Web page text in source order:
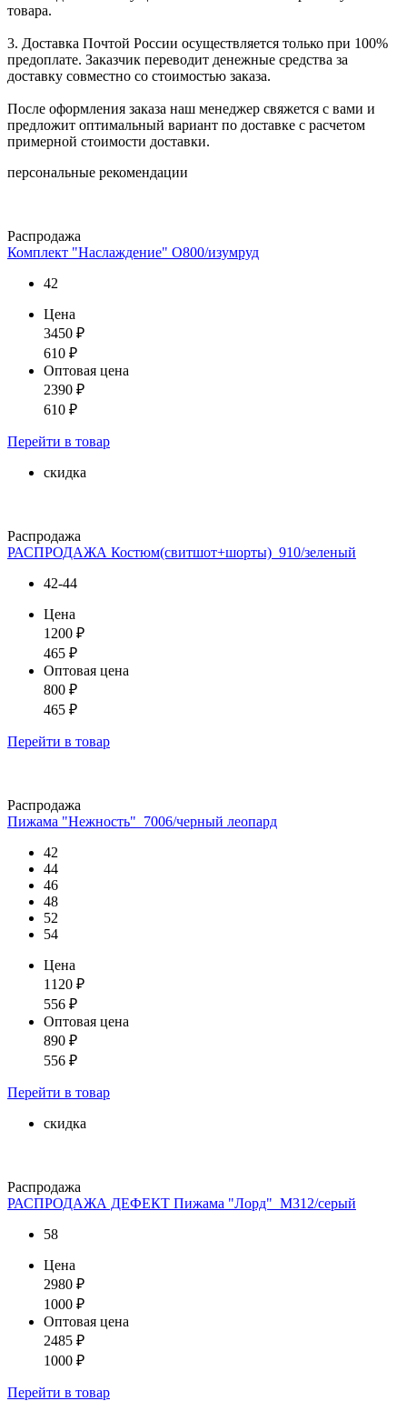
товара.
3. Доставка Почтой России осуществляется только при 100%
предоплате. Заказчик переводит денежные средства за
доставку совместно со стоимостью заказа.
После оформления заказа наш менеджер свяжется с вами и
предложит оптимальный вариант по доставке с расчетом
примерной стоимости доставки.
персональные рекомендации
Распродажа
Комплект "Наслаждение" О800/изумруд
42
Цена
3450 ₽
610 ₽
Оптовая цена
2390 ₽
610 ₽
Перейти в товар
скидка
Распродажа
РАСПРОДАЖА Костюм(свитшот+шорты)_910/зеленый
42-44
Цена
1200 ₽
465 ₽
Оптовая цена
800 ₽
465 ₽
Перейти в товар
Распродажа
Пижама "Нежность"_7006/черный леопард
42
44
46
48
52
54
Цена
1120 ₽
556 ₽
Оптовая цена
890 ₽
556 ₽
Перейти в товар
скидка
Распродажа
РАСПРОДАЖА ДЕФЕКТ Пижама "Лорд"_М312/серый
58
Цена
2980 ₽
1000 ₽
Оптовая цена
2485 ₽
1000 ₽
Перейти в товар